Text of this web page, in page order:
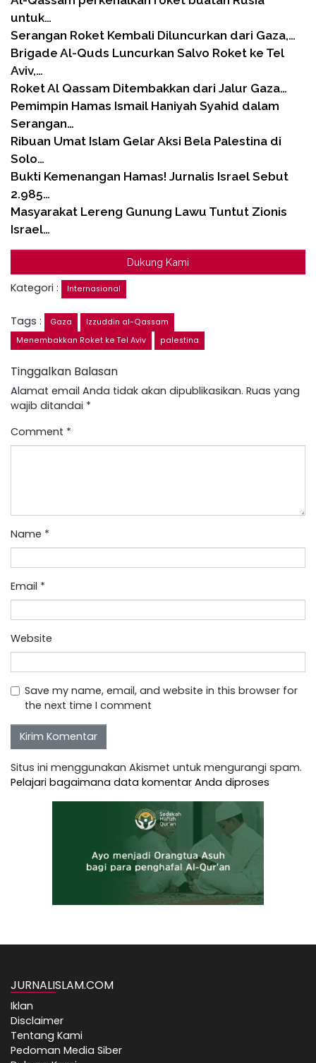
untuk…
Serangan Roket Kembali Diluncurkan dari Gaza,…
Brigade Al-Quds Luncurkan Salvo Roket ke Tel
Aviv,…
Roket Al Qassam Ditembakkan dari Jalur Gaza…
Pemimpin Hamas Ismail Haniyah Syahid dalam
Serangan…
Ribuan Umat Islam Gelar Aksi Bela Palestina di
Solo…
Bukti Kemenangan Hamas! Jurnalis Israel Sebut
2.985…
Masyarakat Lereng Gunung Lawu Tuntut Zionis
Israel…
Dukung Kami
Kategori : Internasional
Tags : Gaza
Izzuddin al-Qassam
Menembakkan Roket ke Tel Aviv
palestina
Tinggalkan Balasan
Alamat email Anda tidak akan dipublikasikan. Ruas yang
wajib ditandai *
Comment *
Name *
Email *
Website
Save my name, email, and website in this browser for
the next time I comment
Situs ini menggunakan Akismet untuk mengurangi spam.
Pelajari bagaimana data komentar Anda diproses
JURNALISLAM.COM
Iklan
Disclaimer
Tentang Kami
Pedoman Media Siber